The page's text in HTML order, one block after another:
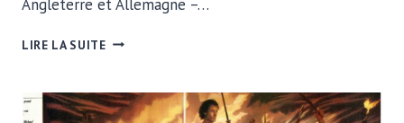
Angleterre et Allemagne –…
LIRE LA SUITESCHWEPPES
PUBLICITÉS